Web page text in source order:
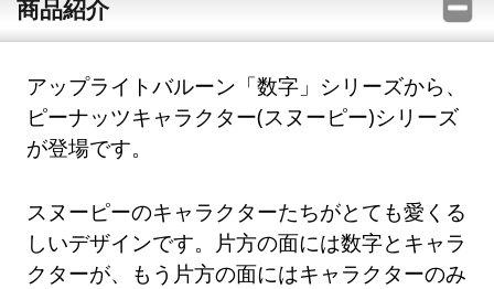
商品紹介
アップライトバルーン「数字」シリーズから、
ピーナッツキャラクター(スヌーピー)シリーズ
が登場です。
スヌーピーのキャラクターたちがとても愛くる
しいデザインです。片方の面には数字とキャラ
クターが、もう片方の面にはキャラクターのみ